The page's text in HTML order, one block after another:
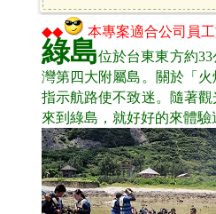
◆◆ 本專案適合公司員
綠島位於台東東方約
灣第四大附屬島。關於「
指示航路使不致迷。隨著
來到綠島，就好好的來體驗